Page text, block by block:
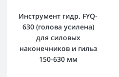
Инструмент гидр. FYQ-
630 (голова усилена)
для силовых
наконечников и гильз
150-630 мм